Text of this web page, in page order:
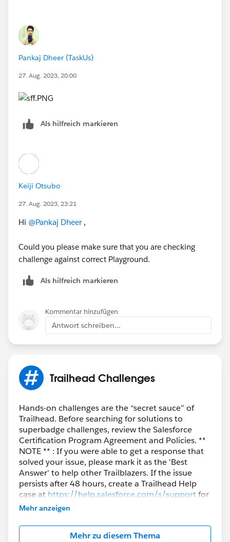
Pankaj Dheer (TaskUs)
27. Aug. 2023, 20:00
Als hilfreich markieren
Keiji Otsubo
27. Aug. 2023, 23:21
Hi @Pankaj Dheer,
Could you please make sure that you are checking
challenge against correct Playground.
Als hilfreich markieren
Kommentar hinzufügen
Antwort schreiben...
Trailhead Challenges
Hands-on challenges are the “secret sauce” of
Trailhead. Before searching for solutions to
superbadge challenges, review the Salesforce
Certification Program Agreement and Policies. **
NOTE ** : If you were able to get a response that
solved your issue, please mark it as the 'Best
Answer' to help other Trailblazers. If the issue
persists after 48 hours, create a Trailhead Help
case at https://help.salesforce.com/s/supportfor
further assistance.
Mehr anzeigen
Mehr zu diesem Thema